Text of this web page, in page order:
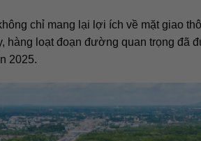
chỉ mang lại lợi ích về mặt giao
hàng loạt đoạn đường quan trọng đã
2025.